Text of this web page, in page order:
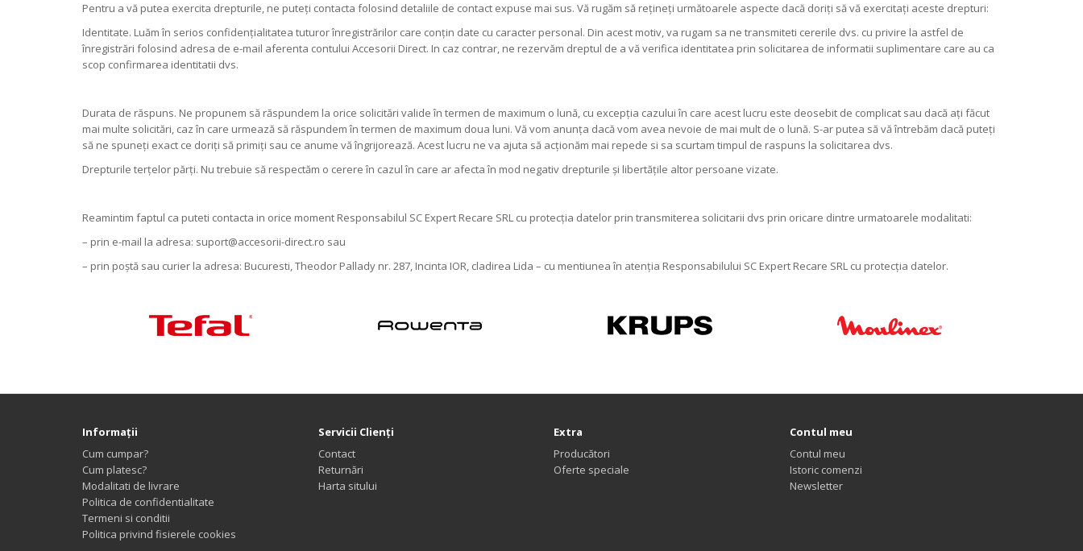
Pentru a vă putea exercita drepturile, ne puteți contacta folosind detaliile de contact expuse mai sus. Vă rugăm să rețineți următoarele aspecte dacă doriți să vă exercitați aceste drepturi:
Identitate. Luăm în serios confidențialitatea tuturor înregistrărilor care conțin date cu caracter personal. Din acest motiv, va rugam sa ne transmiteti cererile dvs. cu privire la astfel de
înregistrări folosind adresa de e-mail aferenta contului Accesorii Direct. In caz contrar, ne rezervăm dreptul de a vă verifica identitatea prin solicitarea de informatii suplimentare care au ca
scop confirmarea identitatii dvs.
Durata de răspuns. Ne propunem să răspundem la orice solicitări valide în termen de maximum o lună, cu excepția cazului în care acest lucru este deosebit de complicat sau dacă ați făcut
mai multe solicitări, caz în care urmează să răspundem în termen de maximum doua luni. Vă vom anunța dacă vom avea nevoie de mai mult de o lună. S-ar putea să vă întrebăm dacă puteți
să ne spuneți exact ce doriți să primiți sau ce anume vă îngrijorează. Acest lucru ne va ajuta să acționăm mai repede si sa scurtam timpul de raspuns la solicitarea dvs.
Drepturile terțelor părți. Nu trebuie să respectăm o cerere în cazul în care ar afecta în mod negativ drepturile și libertățile altor persoane vizate.
Reamintim faptul ca puteti contacta in orice moment Responsabilul SC Expert Recare SRL cu protecția datelor prin transmiterea solicitarii dvs prin oricare dintre urmatoarele modalitati:
– prin e-mail la adresa: suport@accesorii-direct.ro sau
– prin poștă sau curier la adresa: Bucuresti, Theodor Pallady nr. 287, Incinta IOR, cladirea Lida – cu mentiunea în atenția Responsabilului SC Expert Recare SRL cu protecția datelor.
Informaţii
Cum cumpar?
Cum platesc?
Modalitati de livrare
Politica de confidentialitate
Termeni si conditii
Politica privind fisierele cookies
Servicii Clienţi
Contact
Returnări
Harta sitului
Extra
Producători
Oferte speciale
Contul meu
Contul meu
Istoric comenzi
Newsletter